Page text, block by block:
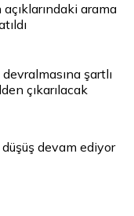
arama
şartlı
çıkarılacak
devam ediyor